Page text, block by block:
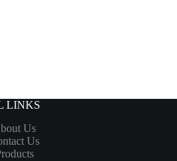
LINKS
Us
Us